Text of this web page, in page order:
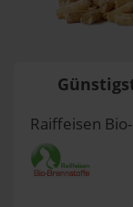
Raiffeisen